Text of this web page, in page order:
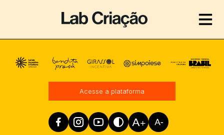
Realização
Acesse a plataforma